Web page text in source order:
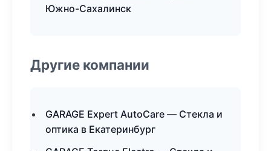
Южно-Сахалинск
Другие компании
GARAGE Expert AutoCare — Стекла и
оптика в Екатеринбург